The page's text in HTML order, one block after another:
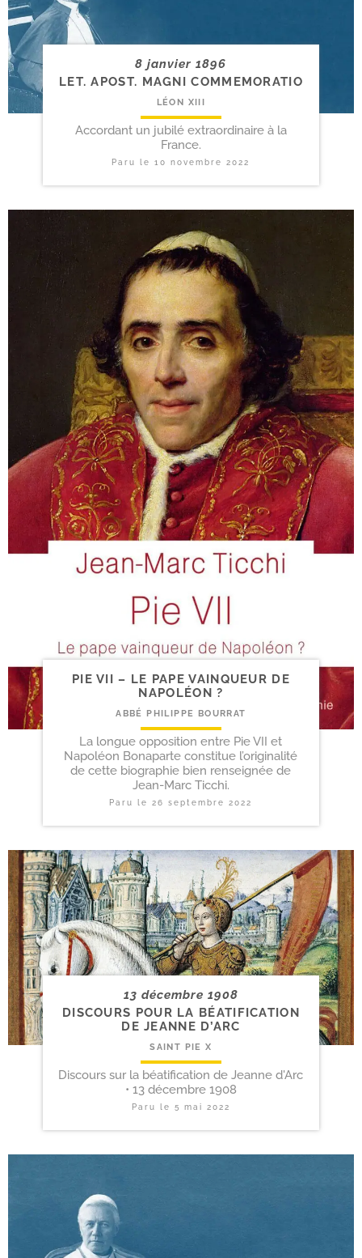
8 janvier 1896
LET. APOST. MAGNI COMMEMORATIO
LÉON XIII
Accordant un jubilé extraordinaire à la
France.
Paru le10 novembre 2022
PIE VII – LE PAPE VAINQUEUR DE
NAPOLÉON ?
ABBÉ PHILIPPE BOURRAT
La longue opposition entre Pie VII et
Napoléon Bonaparte constitue l’originalité
de cette biographie bien renseignée de
Jean-Marc Ticchi.
Paru le26 septembre 2022
13 décembre 1908
DISCOURS POUR LA BÉATIFICATION
DE JEANNE D’ARC
SAINT PIE X
Discours sur la béatification de Jeanne d'Arc
• 13 décembre 1908
Paru le 5 mai 2022